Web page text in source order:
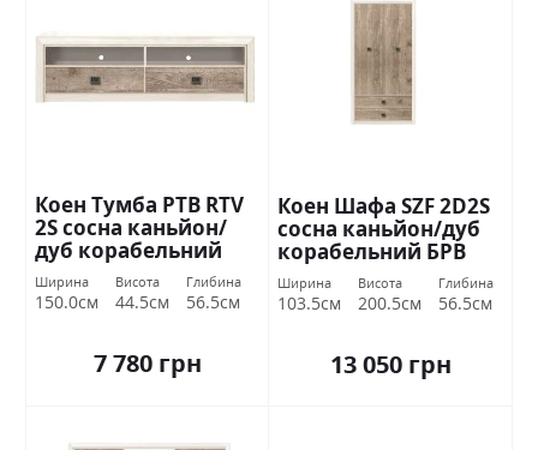
Коен Тумба РТВ RTV
2S сосна каньйон/
дуб корабельний
БРВ Україна
Ширина
150.0см
Висота
44.5см
Глибина
56.5см
7 780 грн
Коен Шафа SZF 2D2S
сосна каньйон/дуб
корабельний БРВ
Україна
Ширина
103.5см
Висота
200.5см
Глибина
56.5см
13 050 грн